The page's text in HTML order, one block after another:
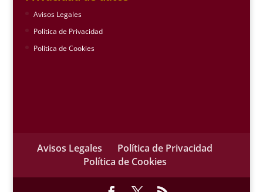
Avisos Legales
Política de Privacidad
Política de Cookies
Avisos Legales
Política de Privacidad
Política de Cookies